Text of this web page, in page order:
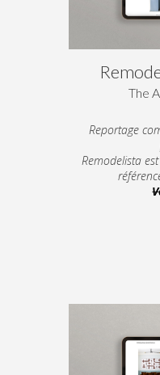
The
Reportage
Remodelista